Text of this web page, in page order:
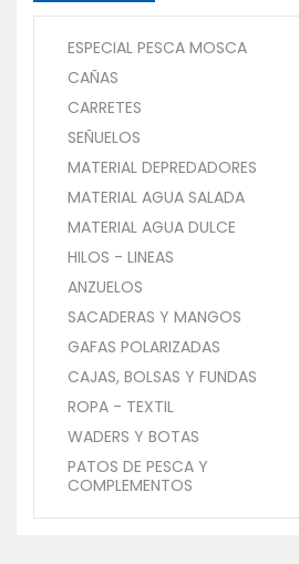
ESPECIAL PESCA MOSCA
CAÑAS
CARRETES
SEÑUELOS
MATERIAL DEPREDADORES
MATERIAL AGUA SALADA
MATERIAL AGUA DULCE
HILOS - LINEAS
ANZUELOS
SACADERAS Y MANGOS
GAFAS POLARIZADAS
CAJAS, BOLSAS Y FUNDAS
ROPA - TEXTIL
WADERS Y BOTAS
PATOS DE PESCA Y
COMPLEMENTOS